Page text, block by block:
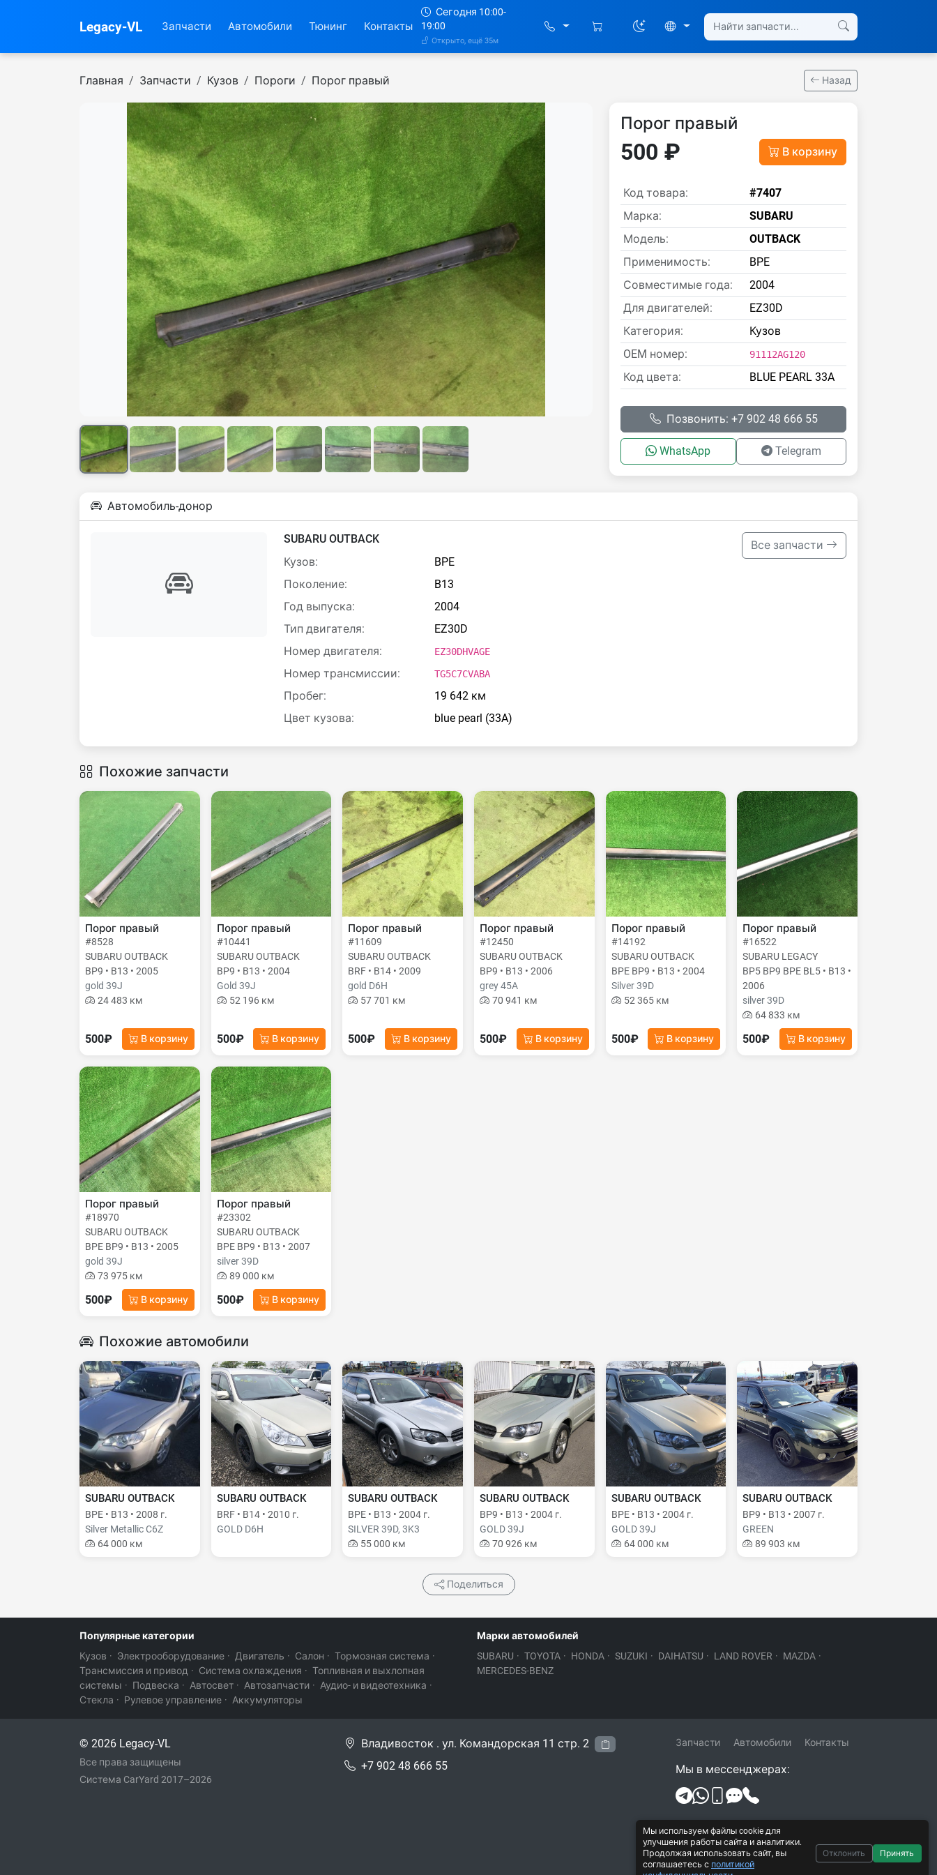
Legacy-VL Запчасти Автомобили Тюнинг Контакты
Сегодня 10:00-
19:00
Открыто, ещё 35м
Главная Запчасти Кузов Пороги Порог правый Назад
Порог правый
500 ₽ В корзину
Код товара:
#7407
Марка:
SUBARU
Модель:
OUTBACK
Применимость:
BPE
Совместимые года:
2004
Для двигателей:
EZ30D
Категория:
Кузов
OEM номер:
91112AG120
Код цвета: BLUE PEARL 33A
Позвонить: +7 902 48 666 55
WhatsApp Telegram
Автомобиль-донор
SUBARU OUTBACK
Кузов:
BPE
Поколение:
B13
Год выпуска:
2004
Тип двигателя:
EZ30D
Номер двигателя:
EZ30DHVAGE
Номер трансмиссии: TG5C7CVABA
Пробег:
19 642 км
Цвет кузова:
blue pearl (33A)
Все запчасти
Похожие запчасти
Порог правый
#8528
SUBARU OUTBACK
BP9 • B13 • 2005
gold 39J
24 483 км
500₽ В корзину
Порог правый
#10441
SUBARU OUTBACK
BP9 • B13 • 2004
Gold 39J
52 196 км
500₽ В корзину
Порог правый
#11609
SUBARU OUTBACK
BRF • B14 • 2009
gold D6H
57 701 км
500₽ В корзину
Порог правый
#12450
SUBARU OUTBACK
BP9 • B13 • 2006
grey 45A
70 941 км
500₽ В корзину
Порог правый
#14192
SUBARU OUTBACK
BPE BP9 • B13 • 2004
Silver 39D
52 365 км
500₽ В корзину
Порог правый
#16522
SUBARU LEGACY
BP5 BP9 BPE BL5 • B13 •
2006
silver 39D
64 833 км
500₽ В корзину
Порог правый
#18970
SUBARU OUTBACK
BPE BP9 • B13 • 2005
gold 39J
73 975 км
500₽ В корзину
Порог правый
#23302
SUBARU OUTBACK
BPE BP9 • B13 • 2007
silver 39D
89 000 км
500₽ В корзину
Похожие автомобили
SUBARU OUTBACK
BPE • B13 • 2008 г.
Silver Metallic C6Z
64 000 км
SUBARU OUTBACK
BRF • B14 • 2010 г.
GOLD D6H
SUBARU OUTBACK
BPE • B13 • 2004 г.
SILVER 39D, 3K3
55 000 км
SUBARU OUTBACK
BP9 • B13 • 2004 г.
GOLD 39J
70 926 км
SUBARU OUTBACK
BPE • B13 • 2004 г.
GOLD 39J
64 000 км
SUBARU OUTBACK
BP9 • B13 • 2007 г.
GREEN
89 903 км
Поделиться
Популярные категории
Кузов · Электрооборудование · Двигатель · Салон · Тормозная система ·
Трансмиссия и привод · Система охлаждения · Топливная и выхлопная
системы · Подвеска · Автосвет · Автозапчасти · Аудио- и видеотехника ·
Стекла · Рулевое управление · Аккумуляторы
Марки автомобилей
SUBARU · TOYOTA · HONDA · SUZUKI · DAIHATSU · LAND ROVER · MAZDA ·
MERCEDES-BENZ
© 2026 Legacy-VL
Все права защищены
Система CarYard 2017–2026
Владивосток . ул. Командорская 11 стр. 2
+7 902 48 666 55
Запчасти Автомобили Контакты
Мы в мессенджерах:
Политика конфиденциальности и
обработки персональных данных
Согласие на обработку персональных
данных
Мы используем файлы cookie для
улучшения работы сайта и аналитики.
Продолжая использовать сайт, вы
соглашаетесь с политикой
Отклонить Принять